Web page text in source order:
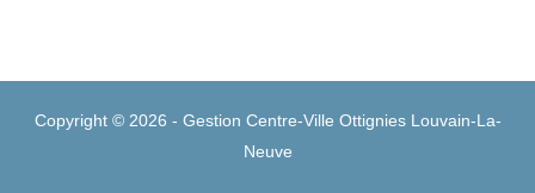
Copyright © 2026 - Gestion Centre-Ville Ottignies Louvain-La-
Neuve